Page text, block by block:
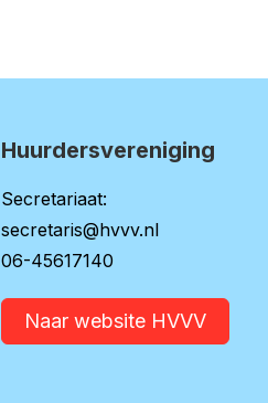
Huurdersvereniging
Secretariaat:
secretaris@hvvv.nl
06-45617140
Naar website HVVV